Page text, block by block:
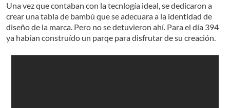
Una vez que contaban con la tecnlogía ideal, se dedicaron a
crear una tabla de bambú que se adecuara a la identidad de
diseño de la marca. Pero no se detuvieron ahí. Para el día 394
ya habían construído un parqe para disfrutar de su creación.